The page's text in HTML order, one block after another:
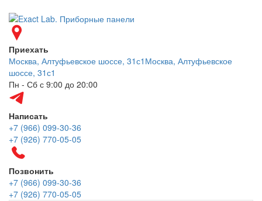
Приехать
Москва, Алтуфьевское шоссе, 31с1 Москва, Алтуфьевское
шоссе, 31с1
Пн - Сб с 9:00 до 20:00
Написать
+7 (966) 099-30-36
+7 (926) 770-05-05
Позвонить
+7 (966) 099-30-36
+7 (926) 770-05-05